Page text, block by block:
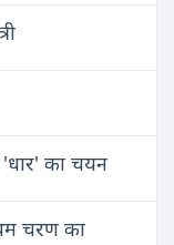
'धार' का चयन
चरण का